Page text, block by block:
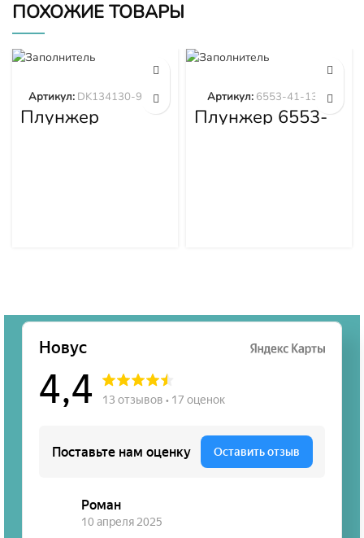
ПОХОЖИЕ ТОВАРЫ
Плунжер
DK134130-9320
Артикул: DK134130-9320
Плунжер 6553-
41-1300
Артикул: 6553-41-1300